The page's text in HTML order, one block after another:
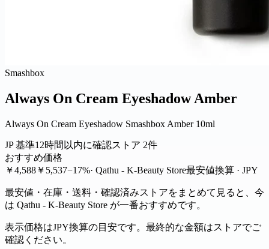
Smashbox
Always On Cream Eyeshadow Amber
Always On Cream Eyeshadow Smashbox Amber 10ml
JP 基準12時間以内に確認ストア 2件
おすすめ価格
￥4,588 ￥5,537−17%· Qathu - K-Beauty Store最安値換算 · JPY
最安値・在庫・送料・確認済みストアをまとめて見ると、今
は Qathu - K-Beauty Store が一番おすすめです。
表示価格はJPY換算の目安です。最終的な金額はストアでご
確認ください。